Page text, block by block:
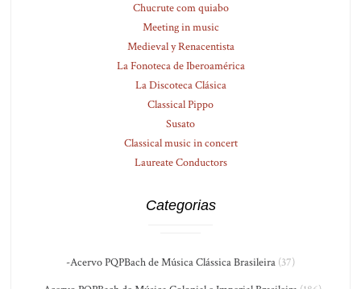
Chucrute com quiabo
Meeting in music
Medieval y Renacentista
La Fonoteca de Iberoamérica
La Discoteca Clásica
Classical Pippo
Susato
Classical music in concert
Laureate Conductors
Categorias
-Acervo PQPBach de Música Clássica Brasileira (37)